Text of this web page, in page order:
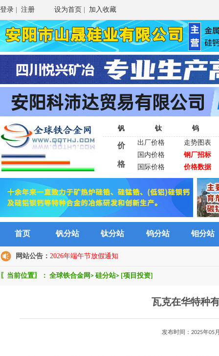
登录 注册 设为首页 加入收藏
钒 钛 钨
价
格
出厂价格
走势图表
国内价格
钢厂招标
国际价格
价格数据
首页 钒分站 钛分站 钨分站 钼分站
网站公告： 2026年端午节放假通知
〖当前位置〗： 全球铁合金网 > 硅分站> [项目投资]
瓦克在华特种
发布时间：2025年